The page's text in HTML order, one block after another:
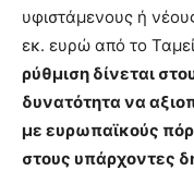
υφιστάμενους ή
εκ. ευρώ από το
ρύθμιση δίνεται
δυνατότητα να
με ευρωπαϊκούς
στους υπάρχοντες